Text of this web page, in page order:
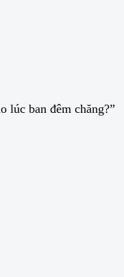
lúc ban đêm chăng?”